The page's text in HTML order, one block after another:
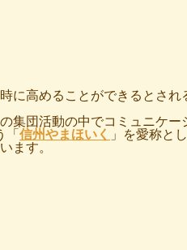
に高めることができるとさ
集団活動の中でコミュニケ
信州やまほいく 」を愛称と
ます。